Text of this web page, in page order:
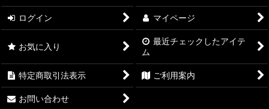
ログイン マイページ
お気に入り
最近チェックしたアイテ
ム
特定商取引法表示 ご利用案内
お問い合わせ